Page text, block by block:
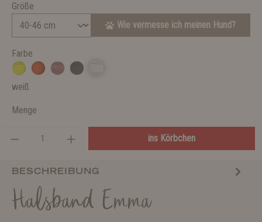
Größe
Wie vermesse ich meinen Hund?
Farbe
weiß
Menge
ins Körbchen
BESCHREIBUNG
Halsband Emma